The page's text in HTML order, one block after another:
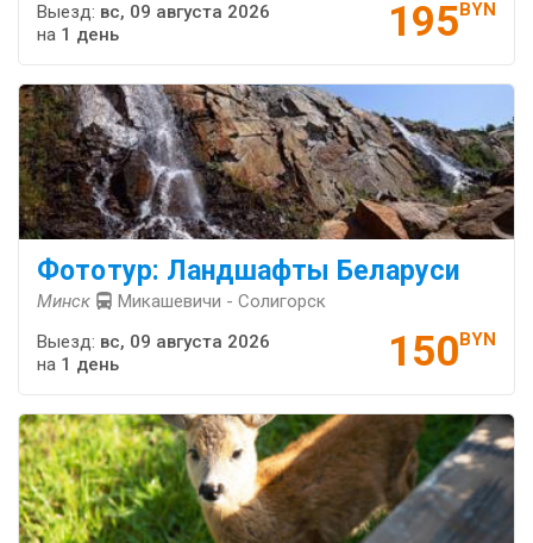
195BYN
Выезд: вс, 09 августа 2026
на 1 день
Фототур: Ландшафты Беларуси
Минск Микашевичи - Солигорск
150BYN
Выезд: вс, 09 августа 2026
на 1 день